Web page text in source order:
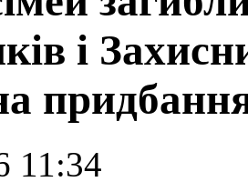
і
11:34